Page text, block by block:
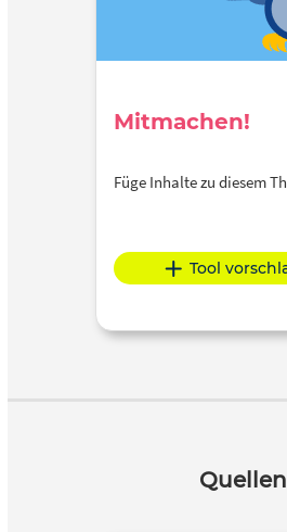
Mitmachen!
Füge Inhalte zu diesem
Tool
Quellen